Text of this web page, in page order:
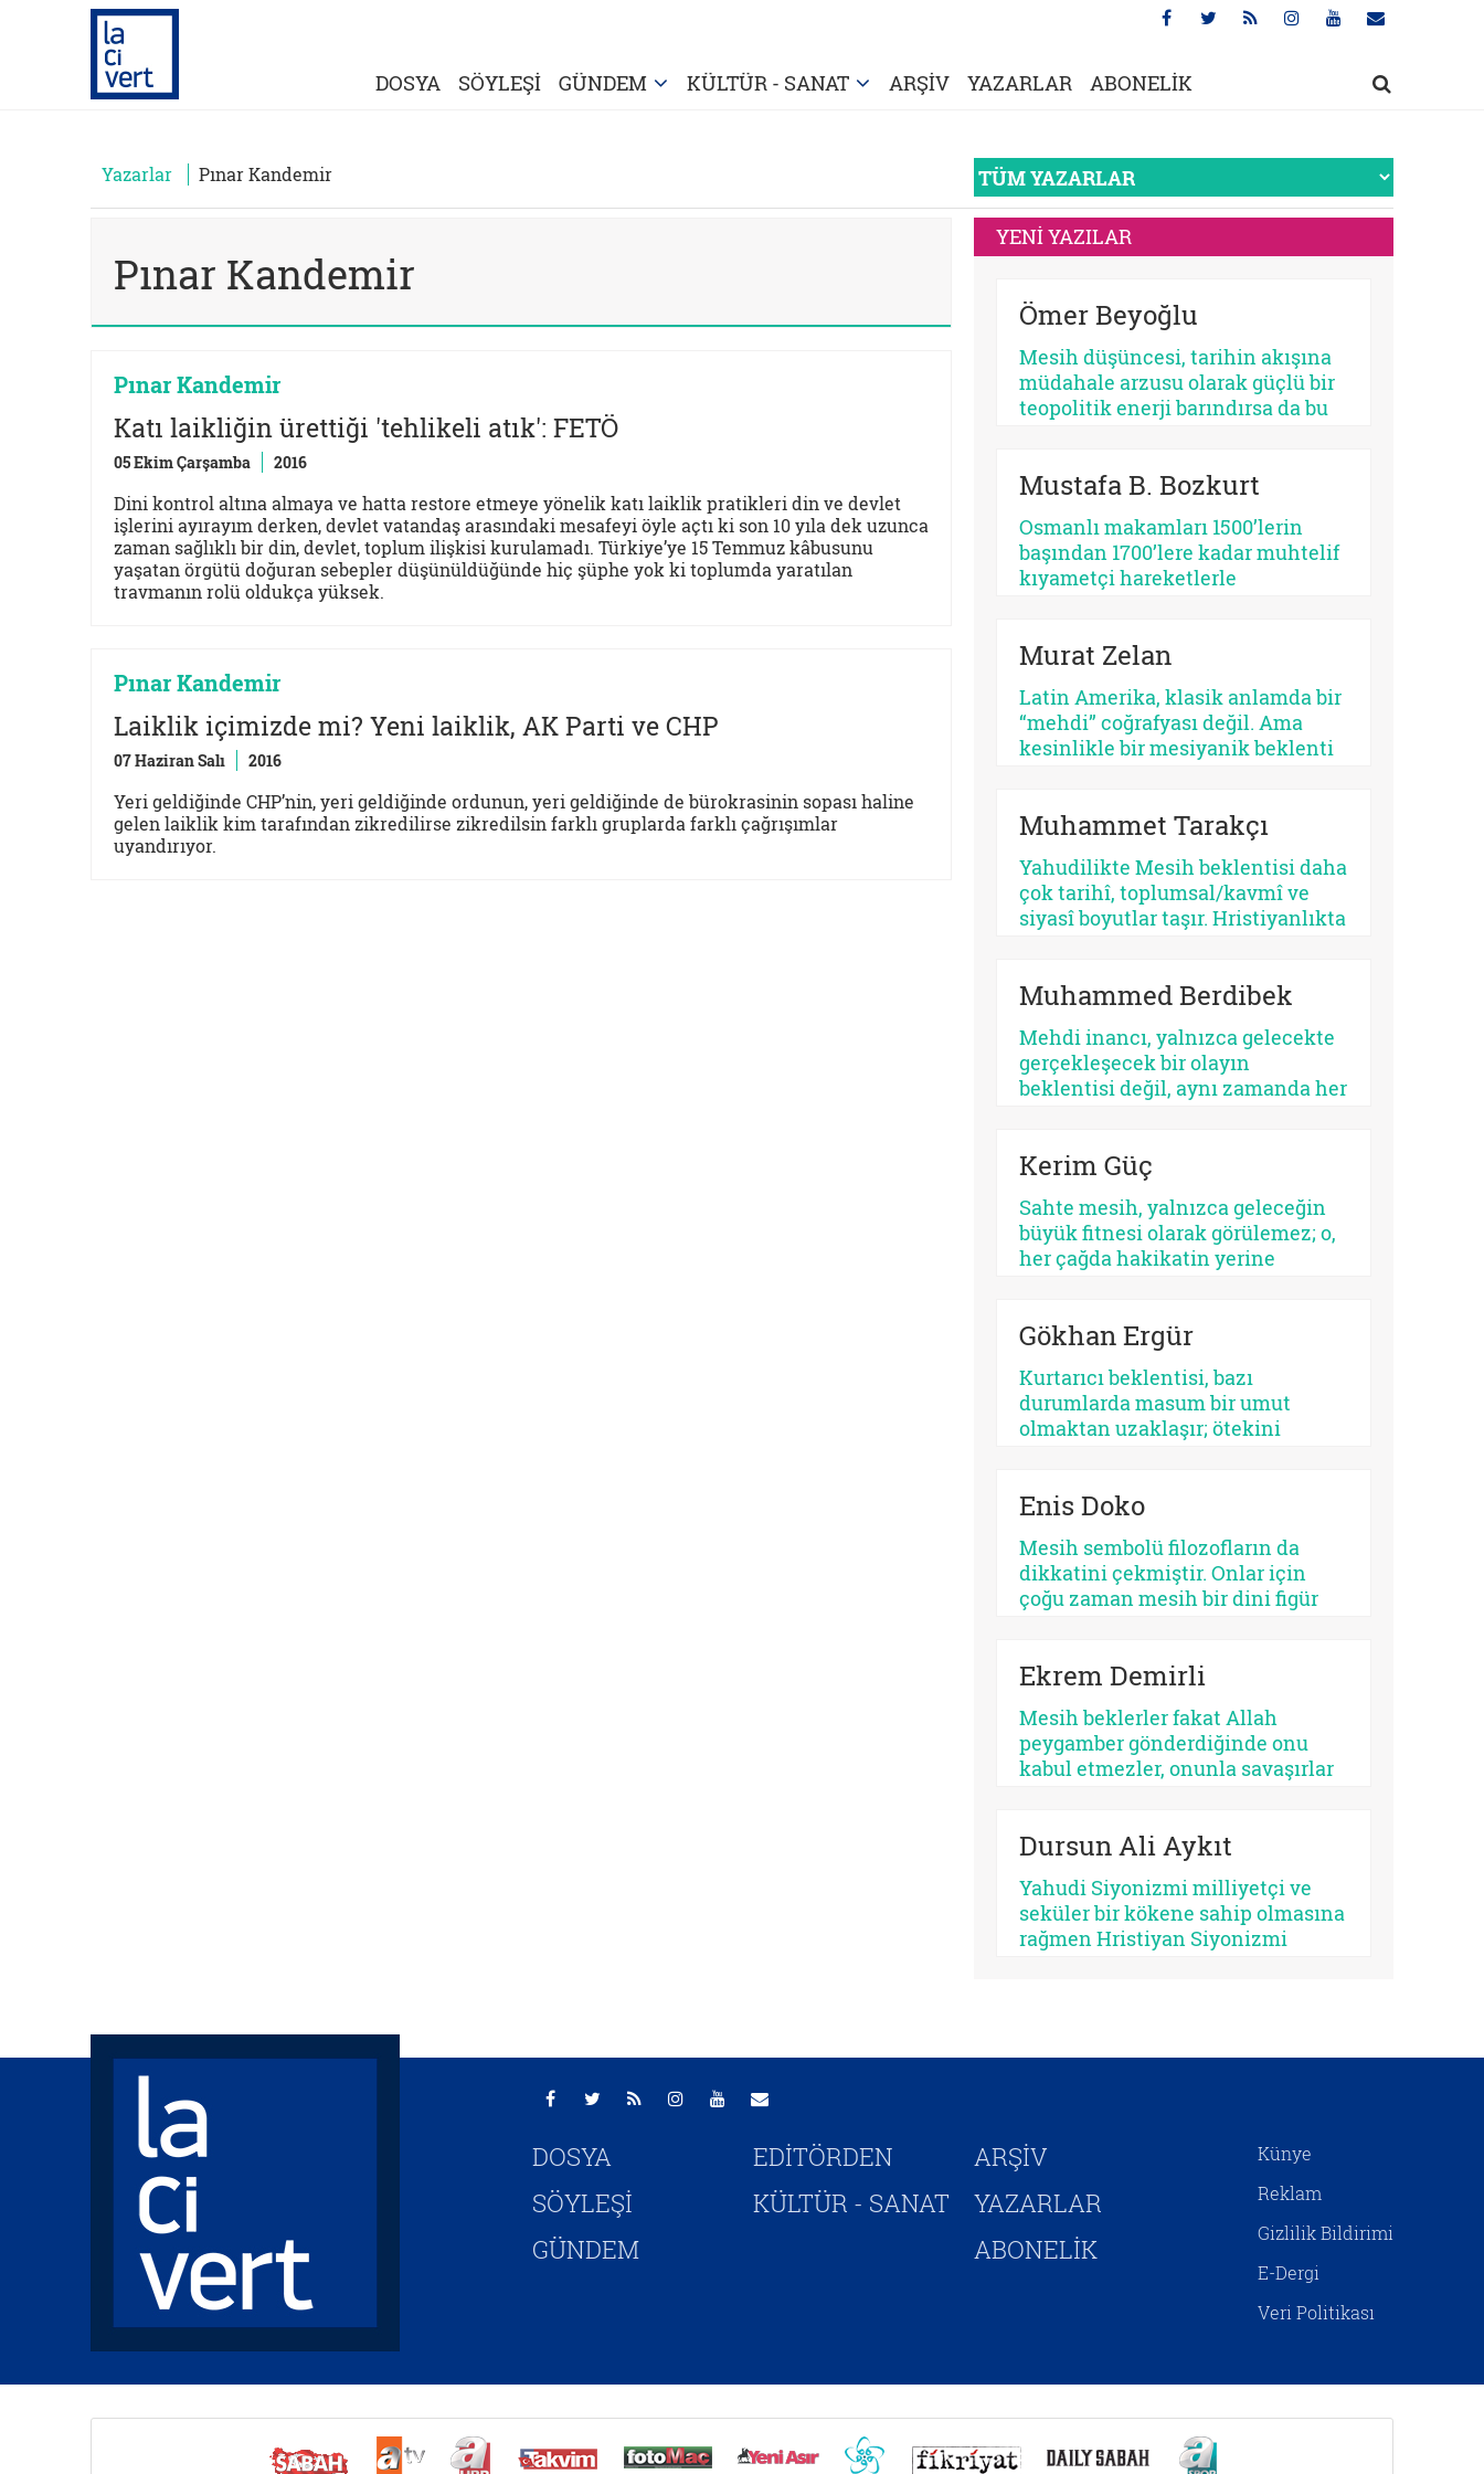
DOSYA SÖYLEŞİ GÜNDEM KÜLTÜR - SANAT ARŞİV YAZARLAR ABONELİK
Yazarlar Pınar Kandemir
Pınar Kandemir
Pınar Kandemir
Katı laikliğin ürettiği 'tehlikeli atık': FETÖ
05 Ekim Çarşamba 2016
Dini kontrol altına almaya ve hatta restore etmeye yönelik katı laiklik pratikleri din ve devlet
işlerini ayırayım derken, devlet vatandaş arasındaki mesafeyi öyle açtı ki son 10 yıla dek uzunca
zaman sağlıklı bir din, devlet, toplum ilişkisi kurulamadı. Türkiye’ye 15 Temmuz kâbusunu
yaşatan örgütü doğuran sebepler düşünüldüğünde hiç şüphe yok ki toplumda yaratılan
travmanın rolü oldukça yüksek.
Pınar Kandemir
Laiklik içimizde mi? Yeni laiklik, AK Parti ve CHP
07 Haziran Salı 2016
Yeri geldiğinde CHP’nin, yeri geldiğinde ordunun, yeri geldiğinde de bürokrasinin sopası haline
gelen laiklik kim tarafından zikredilirse zikredilsin farklı gruplarda farklı çağrışımlar
uyandırıyor.
YENİ YAZILAR
Ömer Beyoğlu
Mesih düşüncesi, tarihin akışına
müdahale arzusu olarak güçlü bir
teopolitik enerji barındırsa da bu
toplumsal bir çürümeyi ve
Dünyayı bir bekleme odasına
çeviren her tasavvur, şimdiyi ve
insan iradesini değersizleştirir.
Mustafa B. Bozkurt
Osmanlı makamları 1500’lerin
başından 1700’lere kadar muhtelif
kıyametçi hareketlerle
başarmıştır. Bu devrin, özellikle
devri olması tesadüf değildir.
Siyasi krizler kıyametçi
beklentileri tetiklemektedir.
Murat Zelan
Latin Amerika, klasik anlamda bir
“mehdi” coğrafyası değil. Ama
kesinlikle bir mesiyanik beklenti
beklemez, çoğu zaman kendi
yarasına benzeyen bir yüz arar. Bu
yüzden kıtanın azizleri
kusurludur, öfkelidir, bazen
günahkârdır, bazen başarısızdır.
Muhammet Tarakçı
Yahudilikte Mesih beklentisi daha
çok tarihî, toplumsal/kavmî ve
siyasî boyutlar taşır. Hristiyanlıkta
ilişkilendirilir. Yahudilikte Mesih
ikbali ve istikbali ile ilgili iken,
Hristiyanlıkta Mesih’in misyonu
bütün insanlığa yöneliktir.
Muhammed Berdibek
Mehdi inancı, yalnızca gelecekte
gerçekleşecek bir olayın
beklentisi değil, aynı zamanda her
konumlandırılan bir düşünsel
merkez olarak Şiî geleneğin en
belirleyici unsurlarından biri
olmayı sürdürmektedir.
Kerim Güç
Sahte mesih, yalnızca geleceğin
büyük fitnesi olarak görülemez; o,
her çağda hakikatin yerine
sistemdir, kimi zaman bir şahıs,
kimi zaman bir kült, kimi zaman
da insanın kendi benliğidir. Biri
kalabalıkları yutar, diğeri kalbi.
Fakat ikisinin de kaynağı aynıdır:
Gökhan Ergür
Kurtarıcı beklentisi, bazı
durumlarda masum bir umut
olmaktan uzaklaşır; ötekini
açıdan bakıldığında, her kurtarıcı
işlemez. Bazısı insanı
olgunlaştırır, bazısı sertleştirir.
Bazısı dayanıklılık üretir, bazısı
Enis Doko
Mesih sembolü filozofların da
dikkatini çekmiştir. Onlar için
çoğu zaman mesih bir dini figür
olarak düşünürken, kimileri onun
ideolojilerde yaşamaya devam
ettiğini savunur.
Ekrem Demirli
Mesih beklerler fakat Allah
peygamber gönderdiğinde onu
kabul etmezler, onunla savaşırlar
ayak sürürler. Günümüz için de
bunu düşünmek mümkündür:
Beklediklerini iddia ettikleri
kurtarıcı gelse onu da
tanımayacaklardır.
Dursun Ali Aykıt
Yahudi Siyonizmi milliyetçi ve
seküler bir kökene sahip olmasına
rağmen Hristiyan Siyonizmi
siyasî desteğini hem jeopolitik
hızlandırıp Yeni Ahit
metinlerinde aktarılan birtakım
kehanetlerin gerçekleşmesini
sağlamaya yönelik adımlar olarak
yorumlamak mümkündür.
DOSYA
SÖYLEŞİ
GÜNDEM
EDİTÖRDEN
KÜLTÜR - SANAT
ARŞİV
YAZARLAR
ABONELİK
Künye
Reklam
Gizlilik Bildirimi
E-Dergi
Veri Politikası